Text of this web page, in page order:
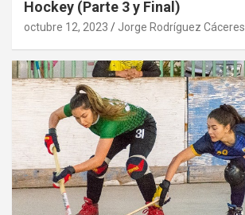
Hockey (Parte 3 y Final)
octubre 12, 2023 Jorge Rodríguez Cáceres